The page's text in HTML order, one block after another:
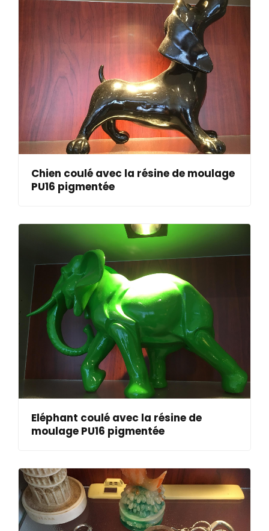
Chien coulé avec la résine de moulage
PU16 pigmentée
Eléphant coulé avec la résine de
moulage PU16 pigmentée